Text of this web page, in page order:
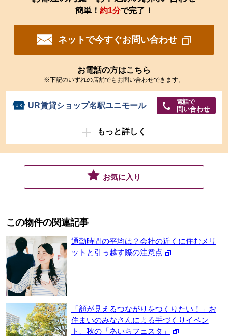
簡単！ 約1分で完了！
ネットで今すぐお問い合わせ
お電話の方はこちら
※下記のいずれの店舗でもお問い合わせできます。
UR賃貸ショップ名駅ユニモール 電話で
問い合わせ
もっと詳しく
お気に入り
この物件の関連記事
通勤時間の平均は？会社の近くに住むメリ
ットと引っ越す際の注意点
「顔が見えるつながりをつくりたい！」お
住まいのみなさんによる手づくりイベン
ト、秋の「あいちフェスタ」